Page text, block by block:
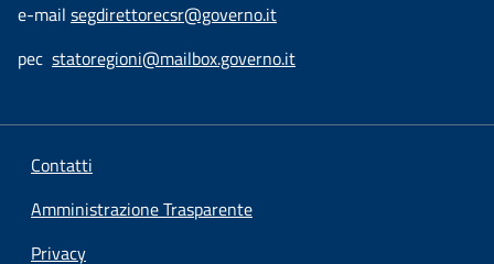
e-mail segdirettorecsr@governo.it
pec statoregioni@mailbox.governo.it
Contatti
Amministrazione Trasparente
Privacy